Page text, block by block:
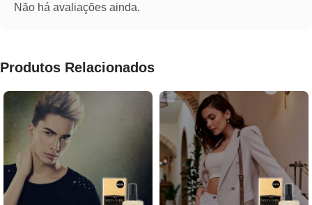
Não há avaliações ainda.
Produtos Relacionados